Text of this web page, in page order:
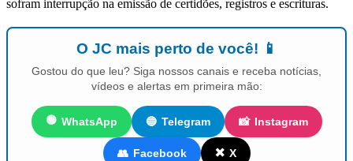
sofram interrupção na emissão de certidões, registros e escrituras.
O JC mais perto de você! 📱
Gostou do que leu? Siga nossos canais e receba notícias,
vídeos e alertas em primeira mão:
🟢 WhatsApp 🔵 Telegram 📸 Instagram
👥 Facebook ✖️ X